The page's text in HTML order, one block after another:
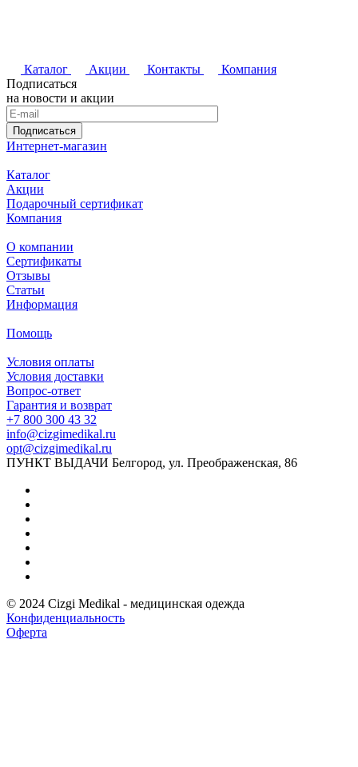
Каталог Акции Контакты
Компания
Подписаться
на новости и акции
Подписаться
Интернет-магазин
Каталог
Акции
Подарочный сертификат
Компания
О компании
Сертификаты
Отзывы
Статьи
Информация
Помощь
Условия оплаты
Условия доставки
Вопрос-ответ
Гарантия и возврат
+7 800 300 43 32
info@cizgimedikal.ru
opt@cizgimedikal.ru
ПУНКТ ВЫДАЧИ Белгород, ул. Преображенская, 86
© 2024 Cizgi Medikal - медицинская одежда
Конфиденциальность
Оферта